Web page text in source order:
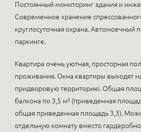
Постоянный мониторинг здания и
Современное хранение
круглосуточная охрана. Автомоечный
паркинге.
Квартира очень уютная, просторная
проживания. Окна квартиры выходят
придворовую территорию. Общая
балкона по 3,5 м² (приведенная
общая приведенная площадь 3,3).
отдельную комнату вместо